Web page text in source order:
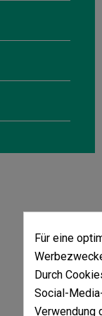
Für eine
Durch
Social-
Verwendung